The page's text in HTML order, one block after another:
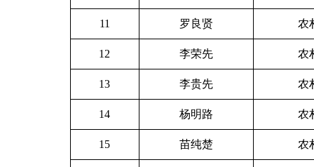
11 罗良贤 农
12 李荣先 农
13 李贵先 农
14 杨明路 农
15 苗纯楚 农